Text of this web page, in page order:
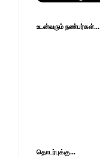
உடன்வரும் நண்பர்கள்...
தொடர்புக்கு...